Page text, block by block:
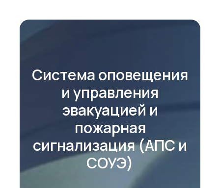
Система оповещения
и управления
эвакуацией и
пожарная
сигнализация (АПС и
СОУЭ)